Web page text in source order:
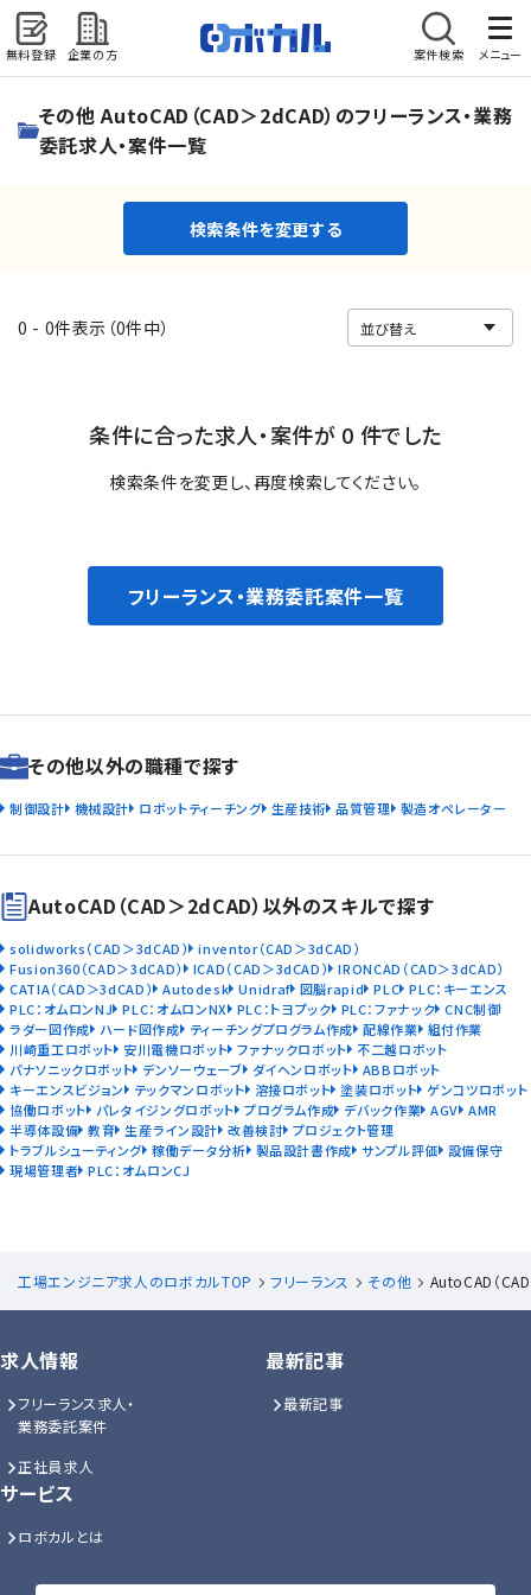
無料登録 企業の方 案件検索 メニュー
検索条件を変更する
その他 AutoCAD（CAD＞2dCAD）のフリーランス・業務
委託求人・案件一覧
検索条件を変更する
0 - 0件表示（0件中）
条件に合った求人・案件が 0 件でした
検索条件を変更し、再度検索してください。
フリーランス・業務委託案件一覧
その他以外の職種で探す
制御設計 機械設計 ロボットティーチング 生産技術 品質管理 製造オペレーター
AutoCAD（CAD＞2dCAD）以外のスキルで探す
solidworks（CAD＞3dCAD） inventor（CAD＞3dCAD）
Fusion360（CAD＞3dCAD）
ICAD（CAD＞3dCAD） IRONCAD（CAD＞3dCAD）
CATIA（CAD＞3dCAD） Autodesk Unidraf 図脳rapid PLC PLC：キーエンス
PLC：オムロンNJ PLC：オムロンNX PLC：トヨプック PLC：ファナック CNC制御
ラダー図作成
ハード図作成 ティーチングプログラム作成 配線作業 組付作業
川崎重工ロボット 安川電機ロボット ファナックロボット 不二越ロボット
パナソニックロボット デンソーウェーブ ダイヘンロボット ABBロボット
キーエンスビジョン
テックマンロボット 溶接ロボット 塗装ロボット ゲンコツロボット
協働ロボット
パレタイジングロボット プログラム作成 デバック作業 AGV AMR
半導体設備 教育 生産ライン設計 改善検討 プロジェクト管理
トラブルシューティング 稼働データ分析 製品設計書作成 サンプル評価 設備保守
現場管理者 PLC：オムロンCJ
工場エンジニア求人のロボカルTOP フリーランス その他 AutoCAD（
求人情報
フリーランス求人・
業務委託案件
正社員求人
最新記事
最新記事
サービス
ロボカルとは